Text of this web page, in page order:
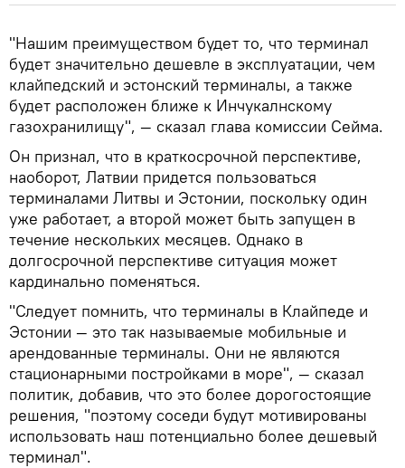
"Нашим преимуществом будет то, что терминал
будет значительно дешевле в эксплуатации, чем
клайпедский и эстонский терминалы, а также
будет расположен ближе к Инчукалнскому
газохранилищу", — сказал глава комиссии Сейма.
Он признал, что в краткосрочной перспективе,
наоборот, Латвии придется пользоваться
терминалами Литвы и Эстонии, поскольку один
уже работает, а второй может быть запущен в
течение нескольких месяцев. Однако в
долгосрочной перспективе ситуация может
кардинально поменяться.
"Следует помнить, что терминалы в Клайпеде и
Эстонии — это так называемые мобильные и
арендованные терминалы. Они не являются
стационарными постройками в море", — сказал
политик, добавив, что это более дорогостоящие
решения, "поэтому соседи будут мотивированы
использовать наш потенциально более дешевый
терминал".